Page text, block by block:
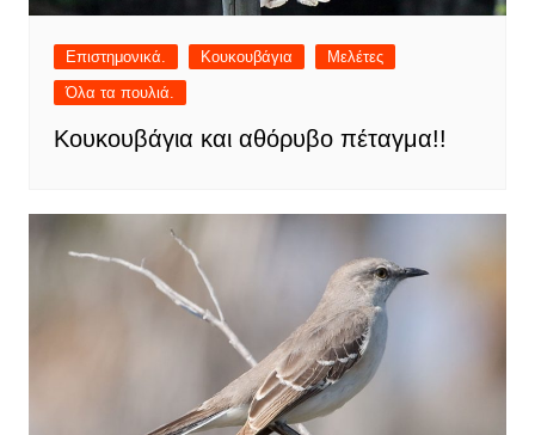
Επιστημονικά. Κουκουβάγια
Μελέτες
Όλα τα πουλιά.
Κουκουβάγια και αθόρυβο πέταγμα!!